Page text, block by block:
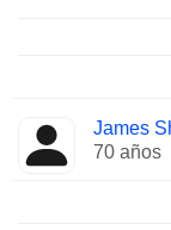
James
70 años